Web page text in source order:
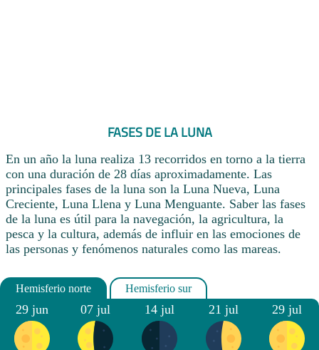
FASES DE LA LUNA
En un año la luna realiza 13 recorridos en torno a la tierra
con una duración de 28 días aproximadamente. Las
principales fases de la luna son la Luna Nueva, Luna
Creciente, Luna Llena y Luna Menguante. Saber las fases
de la luna es útil para la navegación, la agricultura, la
pesca y la cultura, además de influir en las emociones de
las personas y fenómenos naturales como las mareas.
29 jun 07 jul 14 jul 21 jul 29 jul